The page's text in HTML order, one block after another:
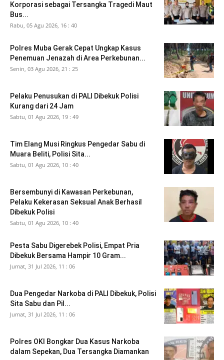
Korporasi sebagai Tersangka Tragedi Maut
Bus...
Rabu, 05 Agu 2026, 16 : 40
Polres Muba Gerak Cepat Ungkap Kasus
Penemuan Jenazah di Area Perkebunan...
Senin, 03 Agu 2026, 21 : 25
Pelaku Penusukan di PALI Dibekuk Polisi
Kurang dari 24 Jam
Sabtu, 01 Agu 2026, 19 : 49
Tim Elang Musi Ringkus Pengedar Sabu di
Muara Beliti, Polisi Sita...
Sabtu, 01 Agu 2026, 10 : 40
Bersembunyi di Kawasan Perkebunan,
Pelaku Kekerasan Seksual Anak Berhasil
Dibekuk Polisi
Sabtu, 01 Agu 2026, 10 : 40
Pesta Sabu Digerebek Polisi, Empat Pria
Dibekuk Bersama Hampir 10 Gram...
Jumat, 31 Jul 2026, 11 : 06
Dua Pengedar Narkoba di PALI Dibekuk, Polisi
Sita Sabu dan Pil...
Jumat, 31 Jul 2026, 11 : 06
Polres OKI Bongkar Dua Kasus Narkoba
dalam Sepekan, Dua Tersangka Diamankan